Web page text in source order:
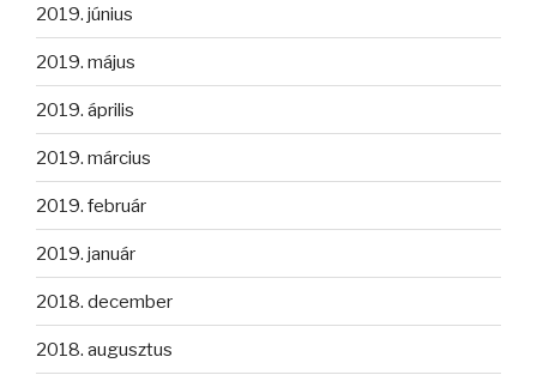
2019. június
2019. május
2019. április
2019. március
2019. február
2019. január
2018. december
2018. augusztus